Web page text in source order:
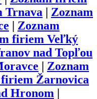
Trnava
Zoznam
Zoznam
firiem Veľký
nad Topľou
Zoznam
firiem Žarnovica
Hronom